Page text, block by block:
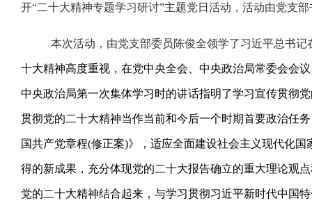
开“二十大精神专题学习研讨”主题党日活动，活动由党支
本次活动，由党支部委员陈俊全领学了习近平总书记
十大精神高度重视，在党中央全会、中央政治局常委会会
中央政治局第一次集体学习时的讲话指明了学习宣传贯彻
贯彻党的二十大精神当作当前和今后一个时期首要政治任
国共产党章程(修正案)》，适应全面建设社会主义现代化
得的新成果，充分体现党的二十大报告确立的重大理论观
党的二十大精神结合起来，与学习贯彻习近平新时代中国